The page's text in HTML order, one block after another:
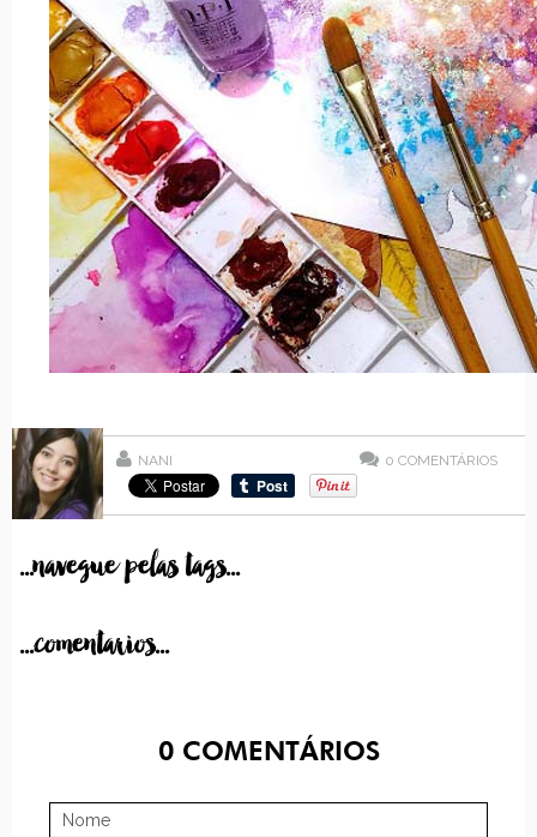
NANI 0 COMENTÁRIOS
...navegue pelas tags...
...comentarios...
0COMENTÁRIOS